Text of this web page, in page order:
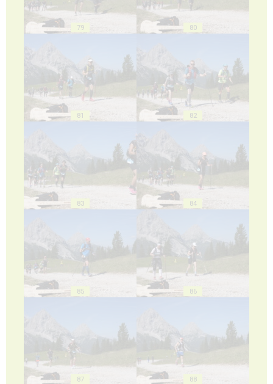
79 80
81 82
83 84
85 86
87 88